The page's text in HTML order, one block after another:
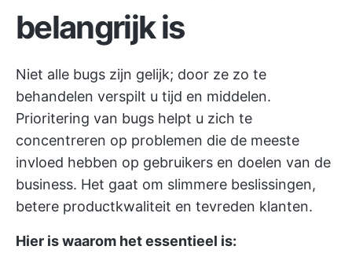
belangrijk is
Niet alle bugs zijn gelijk; door ze zo te
behandelen verspilt u tijd en middelen.
Prioritering van bugs helpt u zich te
concentreren op problemen die de meeste
invloed hebben op gebruikers en doelen van de
business. Het gaat om slimmere beslissingen,
betere productkwaliteit en tevreden klanten.
Hier is waarom het essentieel is: